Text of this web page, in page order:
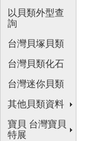
以貝類外型查
詢
台灣貝塚貝類
台灣貝類化石
台灣迷你貝類
其他貝類資料
寶貝 台灣寶貝
特展